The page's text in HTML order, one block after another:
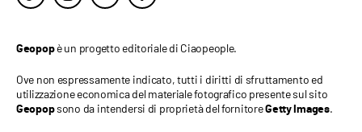
Geopopè un progetto editoriale di Ciaopeople.
Ove non espressamente indicato, tutti i diritti di sfruttamento ed
utilizzazione economica del materiale fotografico presente sul sito
Geopopsono da intendersi di proprietà del fornitoreGetty Images.